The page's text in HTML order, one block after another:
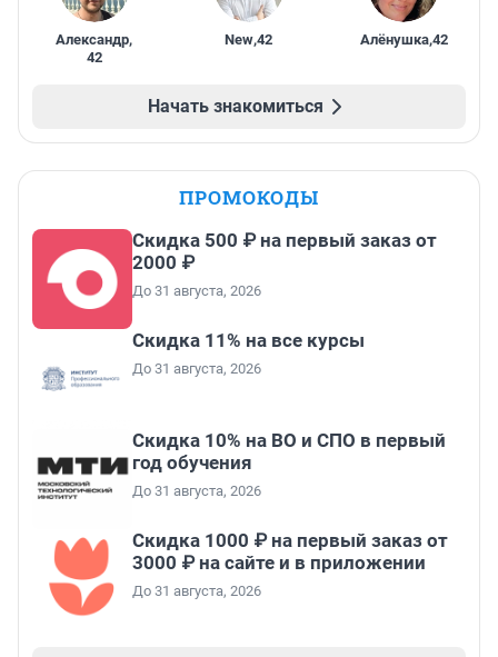
Александр,
42
New,42 Алёнушка,42
Начать знакомиться
ПРОМОКОДЫ
Скидка 500 ₽ на первый заказ от
2000 ₽
До 31 августа, 2026
Скидка 11% на все курсы
До 31 августа, 2026
Скидка 10% на ВО и СПО в первый
год обучения
До 31 августа, 2026
Скидка 1000 ₽ на первый заказ от
3000 ₽ на сайте и в приложении
До 31 августа, 2026